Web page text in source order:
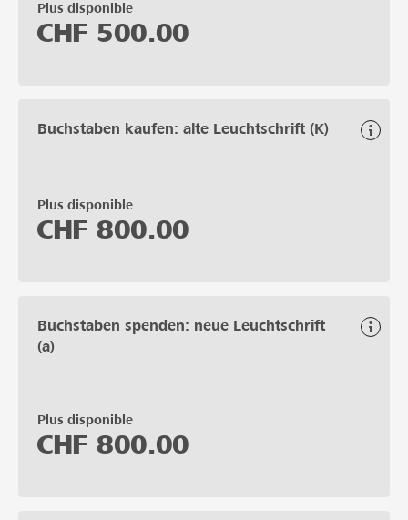
Plus disponible
CHF 500.00
Buchstaben kaufen: alte Leuchtschrift (K)
Plus disponible
CHF 800.00
Buchstaben spenden: neue Leuchtschrift
(a)
Plus disponible
CHF 800.00